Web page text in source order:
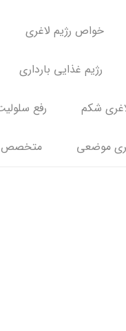
خواص رژیم لاغری
رژیم غذایی بارداری
شکم رفع
موضعی متخصص